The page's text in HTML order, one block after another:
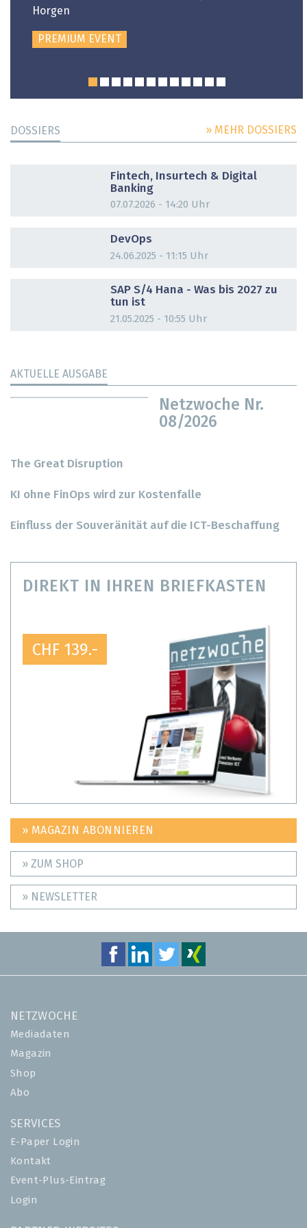
Horgen
PREMIUM EVENT
DOSSIERS » MEHR DOSSIERS
Fintech, Insurtech & Digital
Banking
07.07.2026 - 14:20 Uhr
DevOps
24.06.2025 - 11:15 Uhr
SAP S/4 Hana - Was bis 2027 zu
tun ist
21.05.2025 - 10:55 Uhr
AKTUELLE AUSGABE
Netzwoche Nr.
08/2026
The Great Disruption
KI ohne FinOps wird zur Kostenfalle
Einfluss der Souveränität auf die ICT-Beschaffung
DIREKT IN IHREN BRIEFKASTEN
CHF 139.-
» MAGAZIN ABONNIEREN
» ZUM SHOP
» NEWSLETTER
NETZWOCHE
Mediadaten
Magazin
Shop
Abo
SERVICES
E-Paper Login
Kontakt
Event-Plus-Eintrag
Login